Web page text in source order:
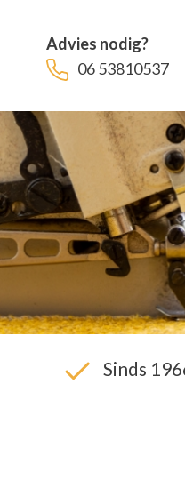
Advies nodig?
06 53810537
Sinds